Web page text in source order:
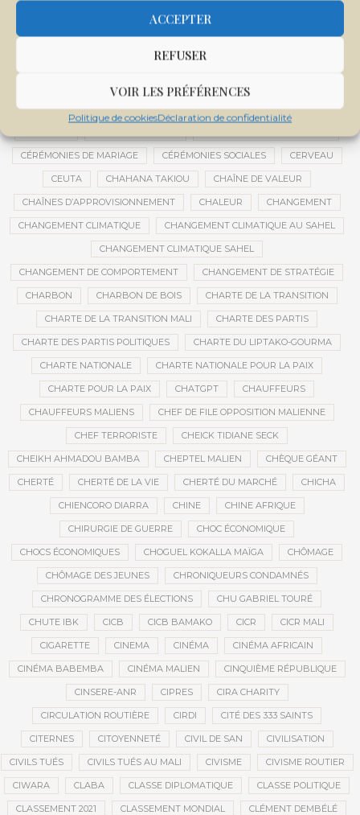
ACCEPTER
REFUSER
VOIR LES PRÉFÉRENCES
Politique de cookiesDéclaration de confidentialité
CENTRE DE SANTÉ COMMUNAUTAIRE
CENTRE INTERNATIONAL DE CONFÉRENCES DE BAMAKO
CENTRE MALI
CENTRE NATIONAL DES EXAMENS ET CONCOURS DE L’ÉDUCATION
CENTRES DE DONNÉES CERCLE DE RÉFLEXION À DISTANCE
CÉRÉMONIES DE MARIAGE CÉRÉMONIES SOCIALES CERVEAU
CEUTA CHAHANA TAKIOU CHAÎNE DE VALEUR
CHAÎNES D’APPROVISIONNEMENT CHALEUR CHANGEMENT
CHANGEMENT CLIMATIQUE CHANGEMENT CLIMATIQUE AU SAHEL
CHANGEMENT CLIMATIQUE SAHEL
CHANGEMENT DE COMPORTEMENT CHANGEMENT DE STRATÉGIE
CHARBON CHARBON DE BOIS CHARTE DE LA TRANSITION
CHARTE DE LA TRANSITION MALI CHARTE DES PARTIS
CHARTE DES PARTIS POLITIQUES CHARTE DU LIPTAKO-GOURMA
CHARTE NATIONALE CHARTE NATIONALE POUR LA PAIX
CHARTE POUR LA PAIX CHATGPT CHAUFFEURS
CHAUFFEURS MALIENS CHEF DE FILE OPPOSITION MALIENNE
CHEF TERRORISTE CHEICK TIDIANE SECK
CHEIKH AHMADOU BAMBA CHEPTEL MALIEN CHÈQUE GÉANT
CHERTÉ CHERTÉ DE LA VIE CHERTÉ DU MARCHÉ CHICHA
CHIENCORO DIARRA CHINE CHINE AFRIQUE
CHIRURGIE DE GUERRE CHOC ÉCONOMIQUE
CHOCS ÉCONOMIQUES CHOGUEL KOKALLA MAÏGA CHÔMAGE
CHÔMAGE DES JEUNES CHRONIQUEURS CONDAMNÉS
CHRONOGRAMME DES ÉLECTIONS CHU GABRIEL TOURÉ
CHUTE IBK CICB CICB BAMAKO CICR CICR MALI
CIGARETTE CINEMA CINÉMA CINÉMA AFRICAIN
CINÉMA BABEMBA CINÉMA MALIEN CINQUIÈME RÉPUBLIQUE
CINSERE-ANR CIPRES CIRA CHARITY
CIRCULATION ROUTIÈRE CIRDI CITÉ DES 333 SAINTS
CITERNES CITOYENNETÉ CIVIL DE SAN CIVILISATION
CIVILS TUÉS CIVILS TUÉS AU MALI CIVISME CIVISME ROUTIER
CIWARA CLABA CLASSE DIPLOMATIQUE CLASSE POLITIQUE
CLASSEMENT 2021 CLASSEMENT MONDIAL CLÉMENT DEMBÉLÉ